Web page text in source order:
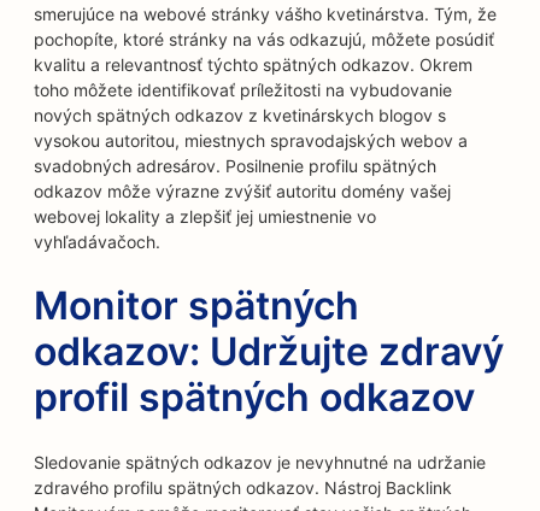
smerujúce na webové stránky vášho kvetinárstva. Tým, že
pochopíte, ktoré stránky na vás odkazujú, môžete posúdiť
kvalitu a relevantnosť týchto spätných odkazov. Okrem
toho môžete identifikovať príležitosti na vybudovanie
nových spätných odkazov z kvetinárskych blogov s
vysokou autoritou, miestnych spravodajských webov a
svadobných adresárov. Posilnenie profilu spätných
odkazov môže výrazne zvýšiť autoritu domény vašej
webovej lokality a zlepšiť jej umiestnenie vo
vyhľadávačoch.
Monitor spätných
odkazov: Udržujte zdravý
profil spätných odkazov
Sledovanie spätných odkazov je nevyhnutné na udržanie
zdravého profilu spätných odkazov. Nástroj Backlink